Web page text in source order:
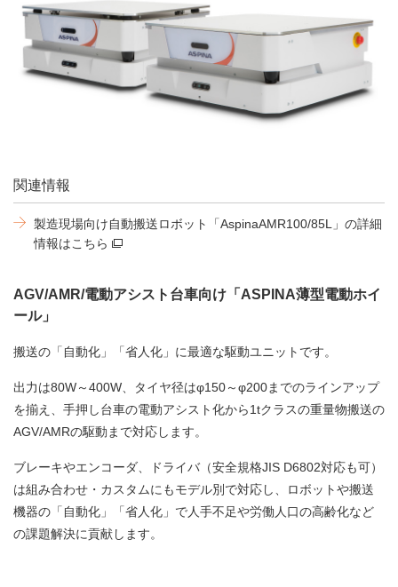
関連情報
製造現場向け自動搬送ロボット「AspinaAMR100/85L」の詳細
情報はこちら
AGV/AMR/電動アシスト台車向け「ASPINA薄型電動ホイ
ール」
搬送の「自動化」「省人化」に最適な駆動ユニットです。
出力は80W～400W、タイヤ径はφ150～φ200までのラインアップ
を揃え、手押し台車の電動アシスト化から1tクラスの重量物搬送の
AGV/AMRの駆動まで対応します。
ブレーキやエンコーダ、ドライバ（安全規格JIS D6802対応も可）
は組み合わせ・カスタムにもモデル別で対応し、ロボットや搬送
機器の「自動化」「省人化」で人手不足や労働人口の高齢化など
の課題解決に貢献します。